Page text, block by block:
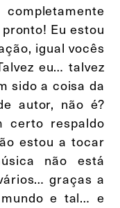
Eu estou
igual vocês
eu… talvez
sido a coisa da
autor, não é?
certo respaldo
estou a tocar
não está
graças a
e tal… e